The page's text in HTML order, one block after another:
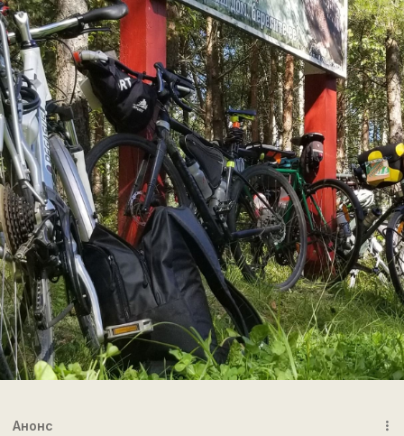
Анонс more_vert